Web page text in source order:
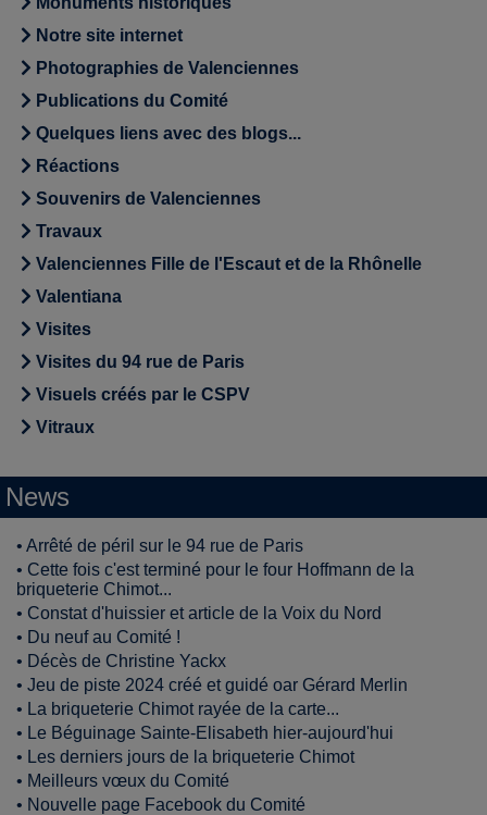
Notre site internet
Photographies de Valenciennes
Publications du Comité
Quelques liens avec des blogs...
Réactions
Souvenirs de Valenciennes
Travaux
Valenciennes Fille de l'Escaut et de la Rhônelle
Valentiana
Visites
Visites du 94 rue de Paris
Visuels créés par le CSPV
Vitraux
News
• Arrêté de péril sur le 94 rue de Paris
• Cette fois c'est terminé pour le four Hoffmann de la
briqueterie Chimot...
• Constat d'huissier et article de la Voix du Nord
• Du neuf au Comité !
• Décès de Christine Yackx
• Jeu de piste 2024 créé et guidé oar Gérard Merlin
• La briqueterie Chimot rayée de la carte...
• Le Béguinage Sainte-Elisabeth hier-aujourd'hui
• Les derniers jours de la briqueterie Chimot
• Meilleurs vœux du Comité
• Nouvelle page Facebook du Comité